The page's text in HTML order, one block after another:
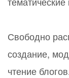
Свободно
создание,
чтение